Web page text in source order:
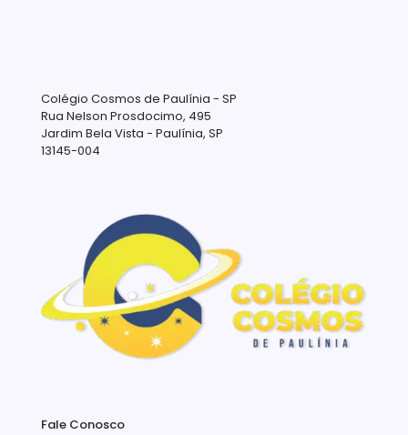
Colégio Cosmos de Paulínia - SP
Rua Nelson Prosdocimo, 495
Jardim Bela Vista - Paulínia, SP
13145-004
Fale Conosco